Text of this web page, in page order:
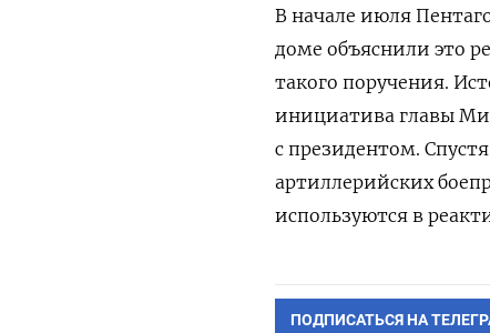
В начале июля
доме объяснили это
такого поручения.
инициатива главы
с президентом.
артиллерийских
используются в
ПОДПИСАТЬСЯ НА